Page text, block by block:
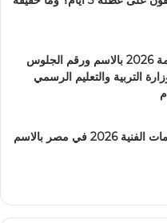
نتيجة الثانوية العامة 2026 بالاسم ورقم الجلوس
التربية والتعليم الرسمي
رابط نتيجة الدبلومات الفنية 2026 في مصر بالاسم